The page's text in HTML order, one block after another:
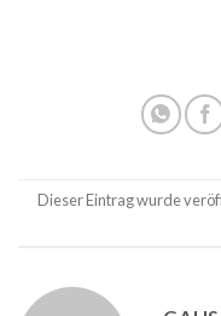
Dieser Eintrag wurde